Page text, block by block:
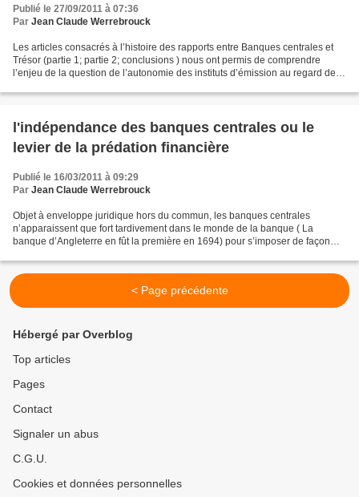
Publié le 27/09/2011 à 07:36
Par Jean Claude Werrebrouck
Les articles consacrés à l’histoire des rapports entre Banques centrales et
Trésor (partie 1; partie 2; conclusions ) nous ont permis de comprendre
l’enjeu de la question de l’autonomie des instituts d’émission au regard des
l'indépendance des banques centrales ou le
levier de la prédation financière
Publié le 16/03/2011 à 09:29
Par Jean Claude Werrebrouck
Objet à enveloppe juridique hors du commun, les banques centrales
n’apparaissent que fort tardivement dans le monde de la banque ( La
banque d’Angleterre en fût la première en 1694) pour s’imposer de façon
< Page précédente
Hébergé par Overblog
Top articles
Pages
Contact
Signaler un abus
C.G.U.
Cookies et données personnelles